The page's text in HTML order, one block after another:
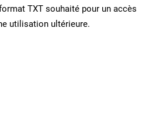
TXT souhaité pour un accès
utilisation ultérieure.